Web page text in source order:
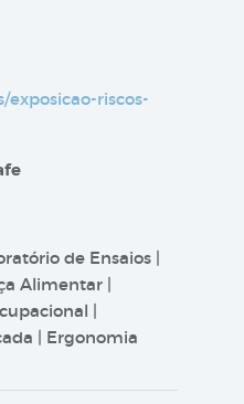
exposicao-riscos-
de Ensaios |
Alimentar |
|
| Ergonomia